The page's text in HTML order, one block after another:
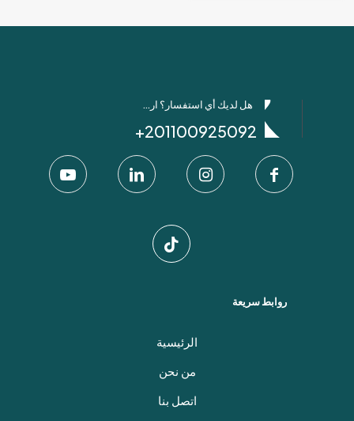
هل لديك أي استفسار؟ ارسل لنا عبر واتساب!
201100925092+
روابط سريعة
الرئيسية
من نحن
اتصل بنا